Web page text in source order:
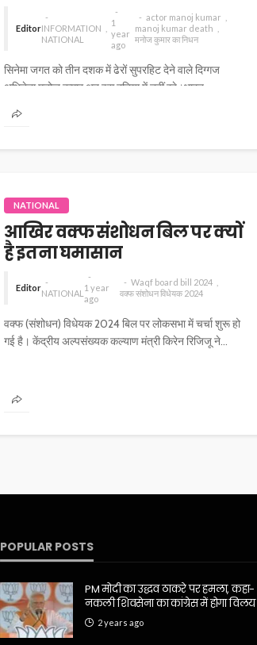
EditorINFORMATION
NATIONAL
1
year
ago
actor manoj kumar
manoj kumar death
मनोज कुमार का निधन
सिनेमा जगत को तीन दशक में ढेरों सुपरहिट देने वाले दिग्गज
अभिनेता मनोज कुमार अब इस दुनिया में नहीं रहे।भारत...
NATIONAL
आखिर वक्फ संशोधन बिल पर क्यों
है इतना घमासान
Editor
NATIONAL
1 year
ago
Waqf board bill 2024
वक्फ संशोधन विधेयक 2024
वक्फ (संशोधन) विधेयक 2024 बिल पर लोकसभा में चर्चा शुरू हो
गई है। केंद्रीय अल्पसंख्यक कल्याण मंत्री किरेन रिजिजू ने...
POPULAR POSTS
PM मोदी का उद्धव ठाकरे पर हमला, कहा-
नकली शिवसेना का कांग्रेस में होगा विलय
2 years ago